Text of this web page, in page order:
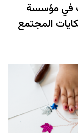
في مؤسسة
المجتمع